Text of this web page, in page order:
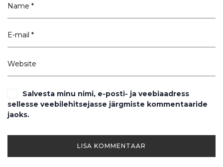
Salvesta minu nimi, e-posti- ja veebiaadress
sellesse veebilehitsejasse järgmiste kommentaaride
jaoks.